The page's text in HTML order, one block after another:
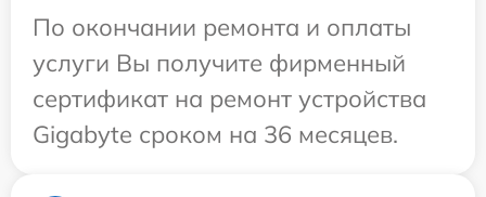
По окончании ремонта и оплаты
услуги Вы получите фирменный
сертификат на ремонт устройства
Gigabyte сроком на 36 месяцев.